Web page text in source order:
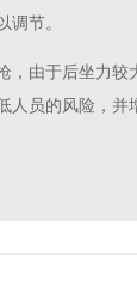
调节。
，由于后坐力较
人员的风险，并